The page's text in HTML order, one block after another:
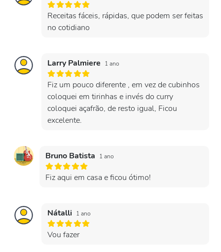
Receitas fáceis, rápidas, que podem ser feitas
no cotidiano
Larry Palmiere 1 ano
Fiz um pouco diferente , em vez de cubinhos
coloquei em tirinhas e invés do curry
coloquei açafrão, de resto igual, Ficou
excelente.
Bruno Batista 1 ano
Fiz aqui em casa e ficou ótimo!
Nátalli 1 ano
Vou fazer